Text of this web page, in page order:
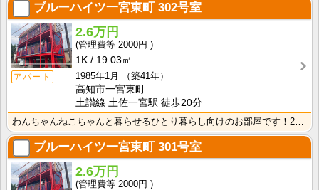
ブルーハイツ一宮東町302号室
アパート
2.6万円
2000円
1K
19.03㎡
1985年1月
（築41年）
高知市一宮東町
土讃線 土佐一宮駅 徒歩20分
わんちゃんねこちゃんと暮らせるひとり暮らし向けのお部屋です！2026年6月下旬、ネット無料（Wi-F･･･
ブルーハイツ一宮東町 301号室
2.6万円
2000円